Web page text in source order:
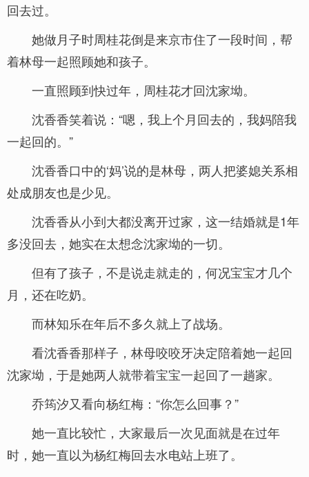
回去过。
她做月子时周桂花倒是来京市住了一段时间，帮
着林母一起照顾她和孩子。
一直照顾到快过年，周桂花才回沈家坳。
沈香香笑着说：“嗯，我上个月回去的，我妈陪我
一起回的。”
沈香香口中的‘妈’说的是林母，两人把婆媳关系相
处成朋友也是少见。
沈香香从小到大都没离开过家，这一结婚就是1年
多没回去，她实在太想念沈家坳的一切。
但有了孩子，不是说走就走的，何况宝宝才几个
月，还在吃奶。
而林知乐在年后不多久就上了战场。
看沈香香那样子，林母咬咬牙决定陪着她一起回
沈家坳，于是她两人就带着宝宝一起回了一趟家。
乔筠汐又看向杨红梅：“你怎么回事？”
她一直比较忙，大家最后一次见面就是在过年
时，她一直以为杨红梅回去水电站上班了。